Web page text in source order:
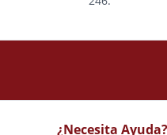
¿Necesita Ayuda?